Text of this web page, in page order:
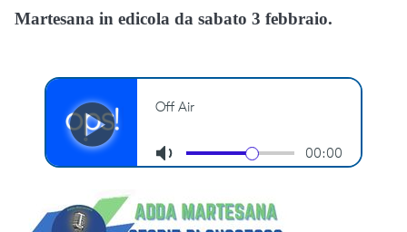
Martesana in edicola da sabato 3 febbraio.